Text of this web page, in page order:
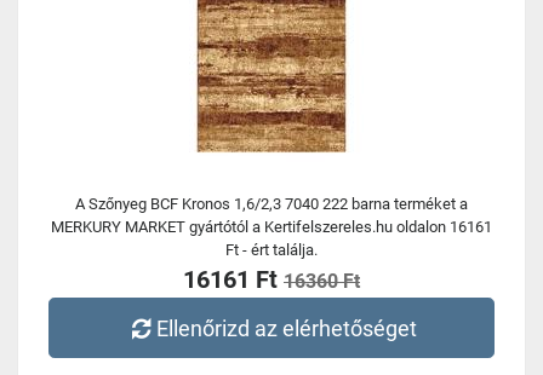
A Szőnyeg BCF Kronos 1,6/2,3 7040 222 barna terméket a
MERKURY MARKET gyártótól a Kertifelszereles.hu oldalon 16161
Ft - ért találja.
16161 Ft 16360 Ft
Ellenőrizd az elérhetőséget